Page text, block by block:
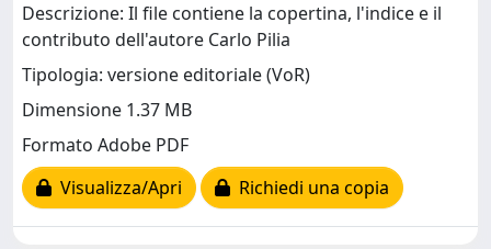
Descrizione: Il file contiene la copertina, l'indice e il
contributo dell'autore Carlo Pilia
Tipologia: versione editoriale (VoR)
Dimensione 1.37 MB
Formato Adobe PDF
Visualizza/Apri
Richiedi una copia